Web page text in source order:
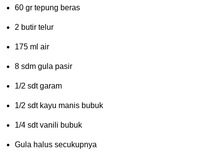
60 gr tepung beras
2 butir telur
175 ml air
8 sdm gula pasir
1/2 sdt garam
1/2 sdt kayu manis bubuk
1/4 sdt vanili bubuk
Gula halus secukupnya